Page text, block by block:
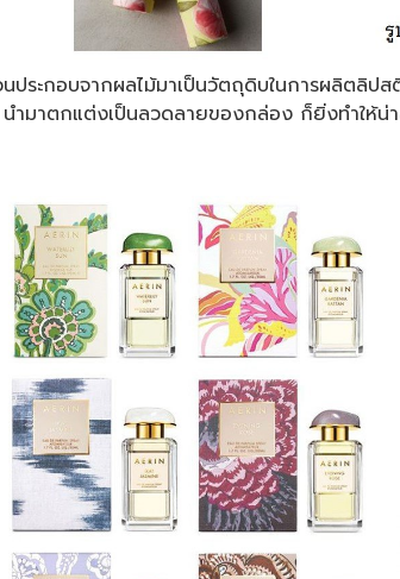
นประกอบจากผลไม้มาเป็นวัตถุดิบในการผลิต
ำมาตกแต่งเป็นลวดลายของกล่อง ก็ยิ่งทำให้น่า